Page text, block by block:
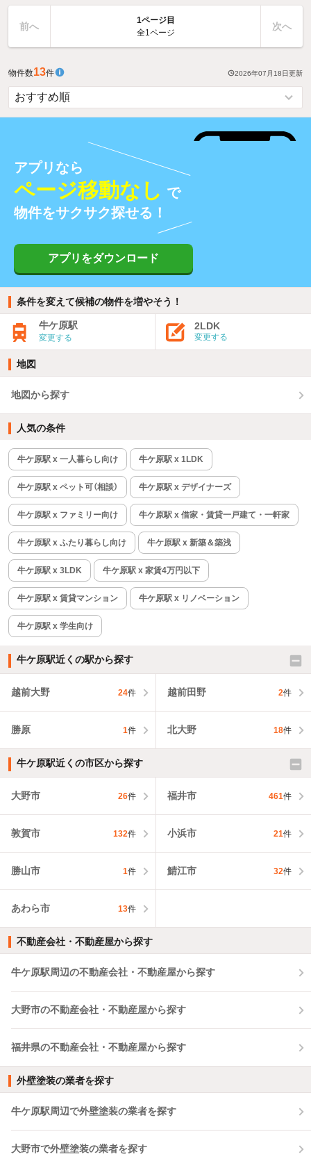
前へ
1ページ目
全1ページ
次へ
物件数13件 2026年07月18日更新
アプリなら
ページ移動なし で
物件をサクサク探せる！
アプリをダウンロード
条件を変えて候補の物件を増やそう！
牛ケ原駅
変更する
2LDK
変更する
地図
地図から探す
人気の条件
牛ケ原駅 x 一人暮らし向け 牛ケ原駅 x 1LDK
牛ケ原駅 x ペット可（相談） 牛ケ原駅 x デザイナーズ
牛ケ原駅 x ファミリー向け 牛ケ原駅 x 借家・賃貸一戸建て・一軒家
牛ケ原駅 x ふたり暮らし向け 牛ケ原駅 x 新築＆築浅
牛ケ原駅 x 3LDK 牛ケ原駅 x 家賃4万円以下
牛ケ原駅 x 賃貸マンション 牛ケ原駅 x リノベーション
牛ケ原駅 x 学生向け
牛ケ原駅近くの駅から探す
越前大野 24件 越前田野 2件
勝原 1件 北大野 18件
牛ケ原駅近くの市区から探す
大野市 26件 福井市 461件
敦賀市 132件 小浜市 21件
勝山市 1件 鯖江市 32件
あわら市 13件
不動産会社・不動産屋から探す
牛ケ原駅周辺の不動産会社・不動産屋から探す
大野市の不動産会社・不動産屋から探す
福井県の不動産会社・不動産屋から探す
外壁塗装の業者を探す
牛ケ原駅周辺で外壁塗装の業者を探す
大野市で外壁塗装の業者を探す